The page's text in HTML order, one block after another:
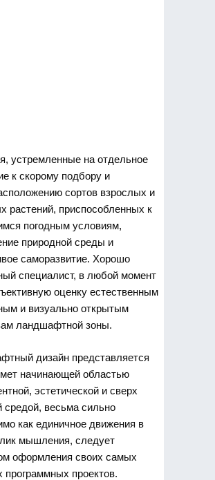
устремленные на отдельное
к скорому подбору и
сортов взрослых и
растений, приспособленных к
погодным условиям,
природной среды и
саморазвитие. Хорошо
специалист, в любой момент
оценку естественным
и визуально открытым
ландшафтной зоны.
дизайн представляется
начинающей областью
эстетической и сверх
средой, весьма сильно
как единичное движения в
мышления, следует
оформления своих самых
программных проектов.